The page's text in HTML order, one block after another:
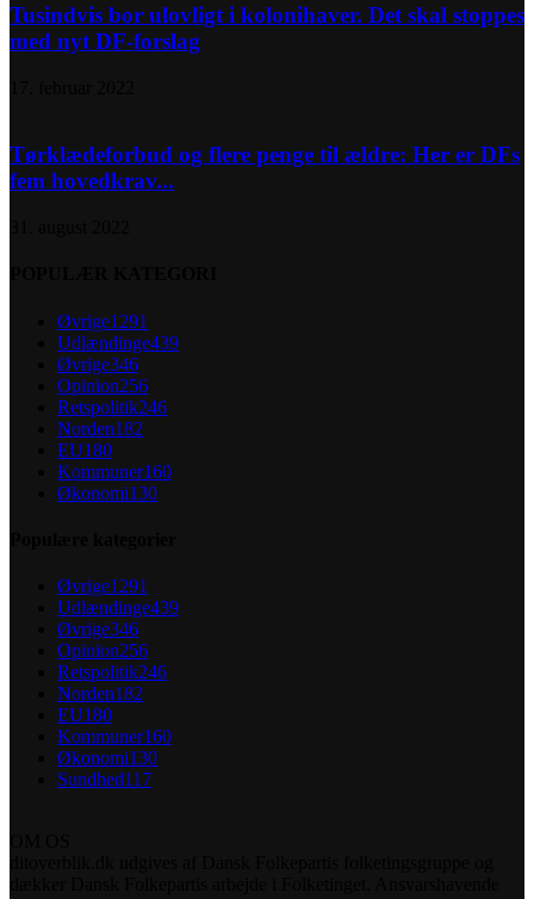
Tusindvis bor ulovligt i kolonihaver. Det skal stoppes
med nyt DF-forslag
Tørklædeforbud og flere penge til ældre: Her er DFs
fem hovedkrav...
Øvrige1291
Udlændinge439
Øvrige346
Opinion256
Retspolitik246
Norden182
EU180
Kommuner160
Økonomi130
Øvrige1291
Udlændinge439
Øvrige346
Opinion256
Retspolitik246
Norden182
EU180
Kommuner160
Økonomi130
Sundhed117